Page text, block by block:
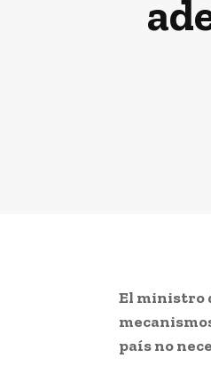
El ministro
país no